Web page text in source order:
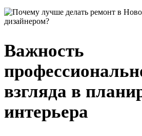
Важность
взгляда в
интерьера